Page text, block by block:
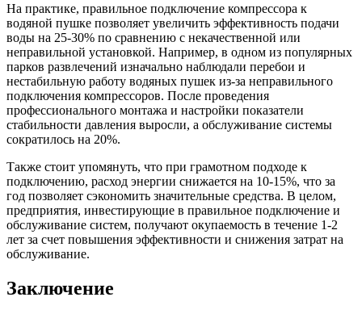
На практике, правильное подключение компрессора к
водяной пушке позволяет увеличить эффективность подачи
воды на 25-30% по сравнению с некачественной или
неправильной установкой. Например, в одном из популярных
парков развлечений изначально наблюдали перебои и
нестабильную работу водяных пушек из-за неправильного
подключения компрессоров. После проведения
профессионального монтажа и настройки показатели
стабильности давления выросли, а обслуживание системы
сократилось на 20%.
Также стоит упомянуть, что при грамотном подходе к
подключению, расход энергии снижается на 10-15%, что за
год позволяет сэкономить значительные средства. В целом,
предприятия, инвестирующие в правильное подключение и
обслуживание систем, получают окупаемость в течение 1-2
лет за счет повышения эффективности и снижения затрат на
обслуживание.
Заключение